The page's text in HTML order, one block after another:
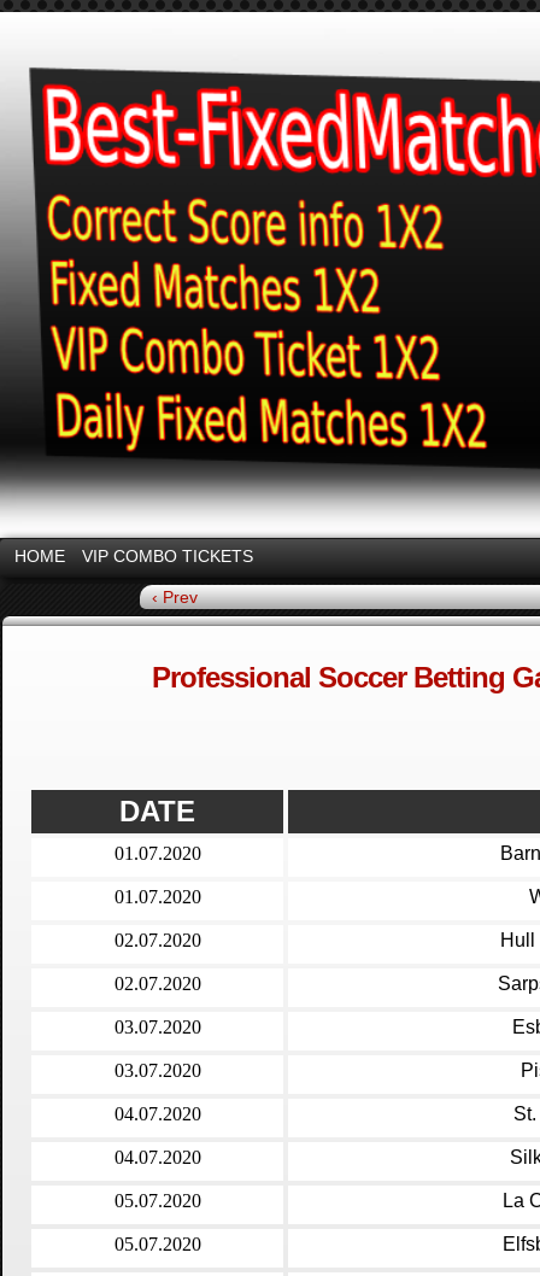
HOME VIP COMBO TICKETS
‹ Prev
Professional Soccer Betting
DATE
01.07.2020
01.07.2020
02.07.2020 Hull
02.07.2020
03.07.2020
03.07.2020
04.07.2020
04.07.2020
05.07.2020 La
05.07.2020